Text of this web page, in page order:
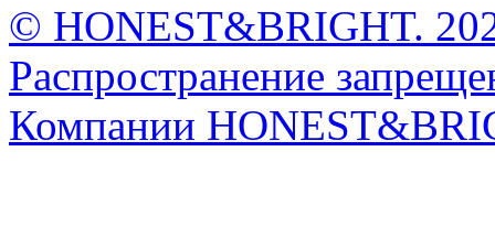
© HONEST&BRIGHT.
Распространение
Компании